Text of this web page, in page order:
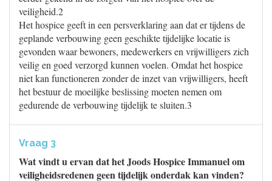
veiligheid.2
Het hospice geeft in een persverklaring aan dat er tijdens de
geplande verbouwing geen geschikte tijdelijke locatie is
gevonden waar bewoners, medewerkers en vrijwilligers zich
veilig en goed verzorgd kunnen voelen. Omdat het hospice
niet kan functioneren zonder de inzet van vrijwilligers, heeft
het bestuur de moeilijke beslissing moeten nemen om
gedurende de verbouwing tijdelijk te sluiten.3
Vraag 3
Wat vindt u ervan dat het Joods Hospice Immanuel om
veiligheidsredenen geen tijdelijk onderdak kan vinden?